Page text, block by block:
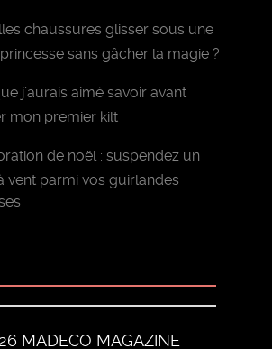
chaussures glisser sous une
sans gâcher la magie ?
j’aurais aimé savoir avant
mon premier kilt
de noël : suspendez un
vent parmi vos guirlandes
MADECO MAGAZINE